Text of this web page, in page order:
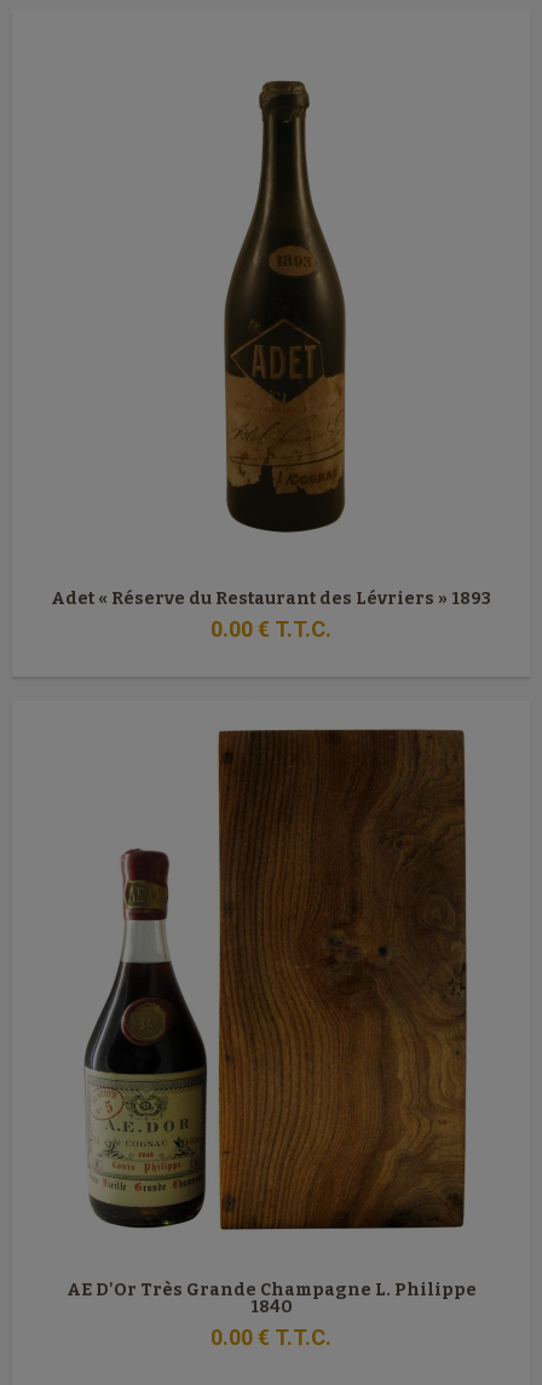
Adet « Réserve du Restaurant des Lévriers » 1893
0.00€ T.T.C.
AE D'Or Très Grande Champagne L. Philippe
1840
0.00€ T.T.C.